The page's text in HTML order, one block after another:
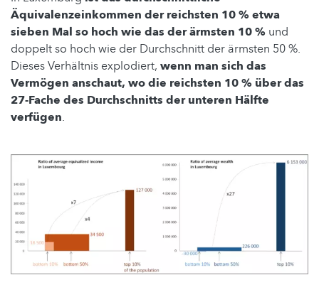
Äquivalenzeinkommen der reichsten 10 % etwa
sieben Mal so hoch wie das der ärmsten 10 % und
doppelt so hoch wie der Durchschnitt der ärmsten 50 %.
Dieses Verhältnis explodiert, wenn man sich das
Vermögen anschaut, wo die reichsten 10 % über das
27-Fache des Durchschnitts der unteren Hälfte
verfügen.